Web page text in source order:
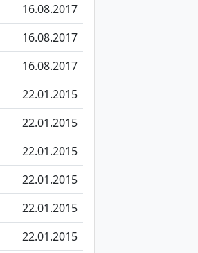
16.08.2017
16.08.2017
16.08.2017
22.01.2015
22.01.2015
22.01.2015
22.01.2015
22.01.2015
22.01.2015